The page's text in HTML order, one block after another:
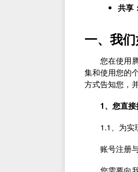
共享：
一、我
您在使用
集和使用您的
方式告知您，
1、您直
1.1、为实
账号注册